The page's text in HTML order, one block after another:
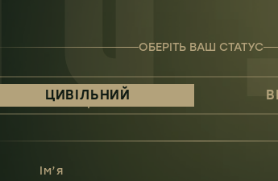
ОБЕРІТЬ ВАШ СТАТУС
ЦИВІЛЬНИЙ
Ім’я